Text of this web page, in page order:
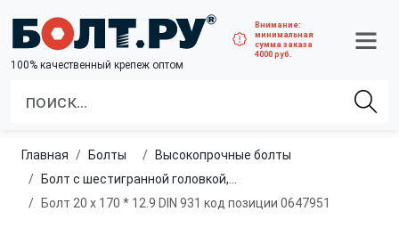
100% качественный крепеж оптом
Внимание:
минимальная
сумма заказа
4000 руб.
Главная болты
высокопрочные болты
Болт с шестигранной головкой, неполная резьба, класс прочности 10.9 и 12.9
Болт 20 х 170 * 12.9 DIN 931 код позиции 0647951